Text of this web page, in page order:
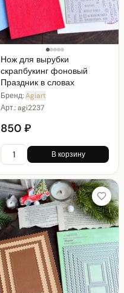
Нож для вырубки
скрапбукинг фоновый
Праздник в словах
Бренд:Agiart
Арт.:agi2237
850 ₽
В корзину